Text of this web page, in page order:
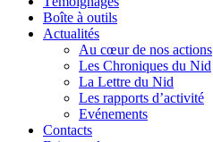
Boîte à outils
Actualités
Au cœur de nos actions
Les Chroniques du Nid
La Lettre du Nid
Les rapports d’activité
Evénements
Contacts